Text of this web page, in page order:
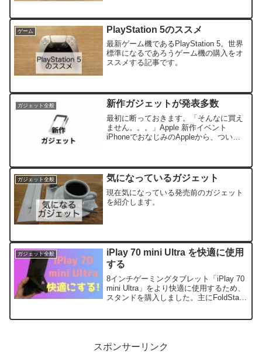
ゲーム PlayStation 5のススメ
最新ゲーム機であるPlayStation 5。世界
標準になるであろうゲーム機の購入をオ
ススメする記事です。
ガジェット全般 新作ガジェットが発表多数
最初に断っておきます。「そんなに買え
ません。。。」Apple 新作イベント
iPhoneでおなじみのAppleから、ついに
り、オンラインで開催されます。今回発
表さ...
ガジェット全般 気になっているガジェット
現在気になっている発売前のガジェット
を紹介します。
ガジェット全般
iPlay 70 mini Ultra を快適に使用
する
8インチゲーミングタブレット「iPlay 70
mini Ultra」をより快適に使用するため、
スタンドを購入しました。主にFoldStand
スポンサーリンク